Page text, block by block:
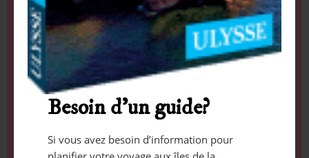
Besoin d’un guide?
Si vous avez besoin d’information pour